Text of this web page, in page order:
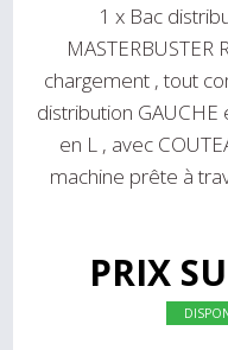
1 x Bac
chargement , tout
distribution
en L , avec
machine prête à
PRIX